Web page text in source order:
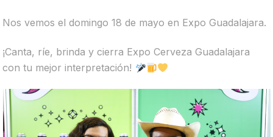
Nos vemos el domingo 18 de mayo en Expo Guadalajara.
¡Canta, ríe, brinda y cierra Expo Cerveza Guadalajara
con tu mejor interpretación!